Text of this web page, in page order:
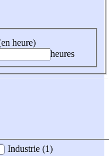
heure)
heures
Industrie (1)